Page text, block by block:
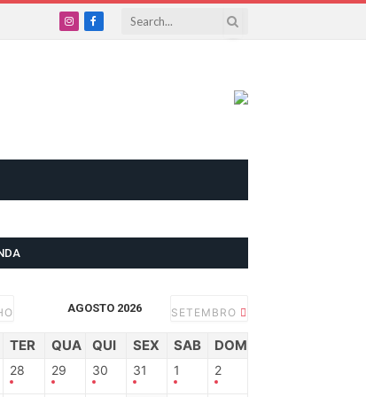
InstagramFacebook
AGOSTO 2026 SETEMBRO
TER QUA QUI SEX SAB DOM
28 29 30 31 1 2